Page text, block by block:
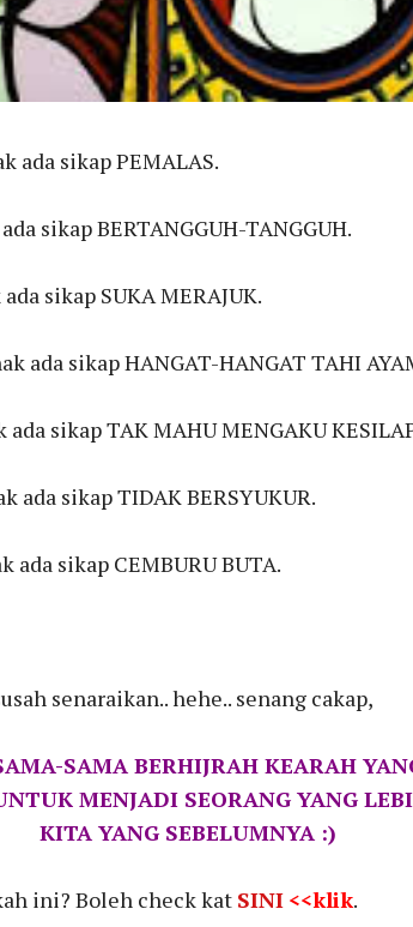
ada sikap PEMALAS.
sikap BERTANGGUH-TANGGUH.
sikap SUKA MERAJUK.
ada sikap HANGAT-HANGAT TAHI
sikap TAK MAHU MENGAKU
ada sikap TIDAK BERSYUKUR.
ada sikap CEMBURU BUTA.
senaraikan.. hehe.. senang cakap,
SAMA BERHIJRAH KEARAH
MENJADI SEORANG YANG
KITA YANG SEBELUMNYA :)
ini? Boleh check kat SINI <<klik.